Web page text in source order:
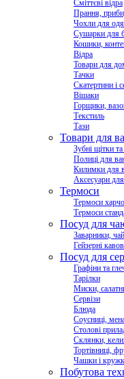
Сміттєві відра
Прання,
Чохли для
Сушарки для
Кошики,
Відра
Товари для
Тачки
Скатертини і
Вішаки
Горщики,
Текстиль
Тази
Товари для
Зубні щітки
Полиці для
Килимки для
Аксесуари
Термоси
Термоси
Термоси
Посуд для
Заварники,
Гейзерні
Посуд для
Графіни та
Тарілки
Миски,
Сервізи
Блюда
Соусниці,
Столові
Склянки,
Тортівниці,
Чашки і
Побутова